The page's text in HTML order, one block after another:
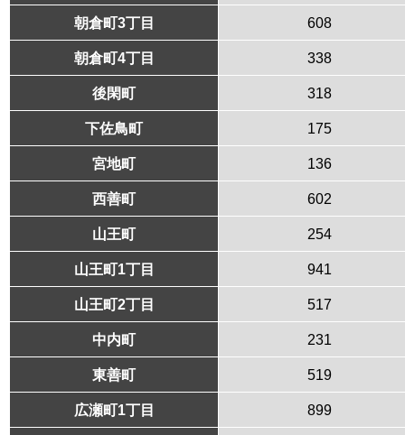
朝倉町3丁目 608
朝倉町4丁目 338
後閑町 318
下佐鳥町 175
宮地町 136
西善町 602
山王町 254
山王町1丁目 941
山王町2丁目 517
中内町 231
東善町 519
広瀬町1丁目 899